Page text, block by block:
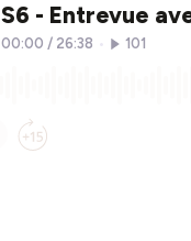
S6 - Entrevue
00:00 / 26:38 101